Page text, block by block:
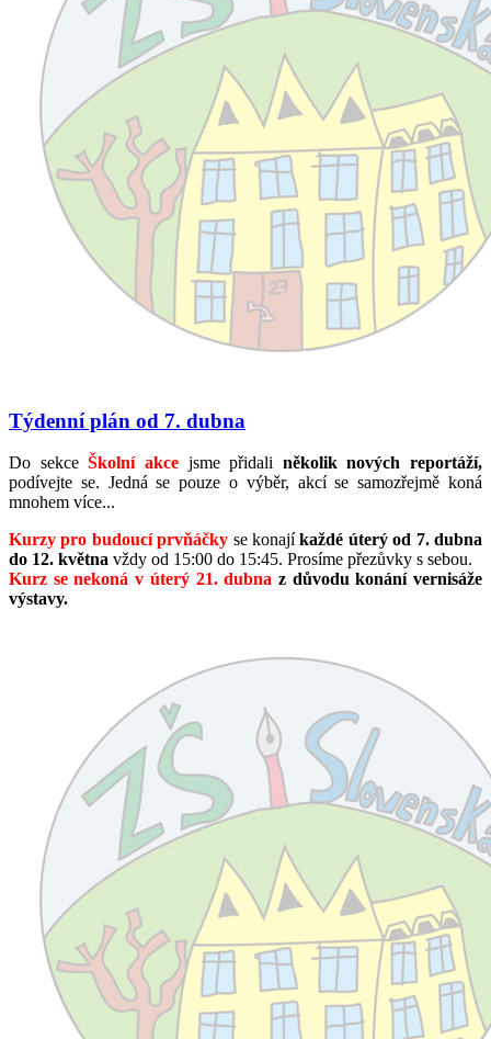
Týdenní plán od 7. dubna
Do sekceŠkolní akcejsme přidali několik nových reportáží,
podívejte se. Jedná se pouze o výběr, akcí se samozřejmě koná
mnohem více...
Kurzy pro budoucí prvňáčky se konajíkaždé úterý od 7. dubna
do 12. května vždy od 15:00 do 15:45. Prosíme přezůvky s sebou.
Kurz se nekoná v úterý 21. dubna z důvodu konání vernisáže
výstavy.